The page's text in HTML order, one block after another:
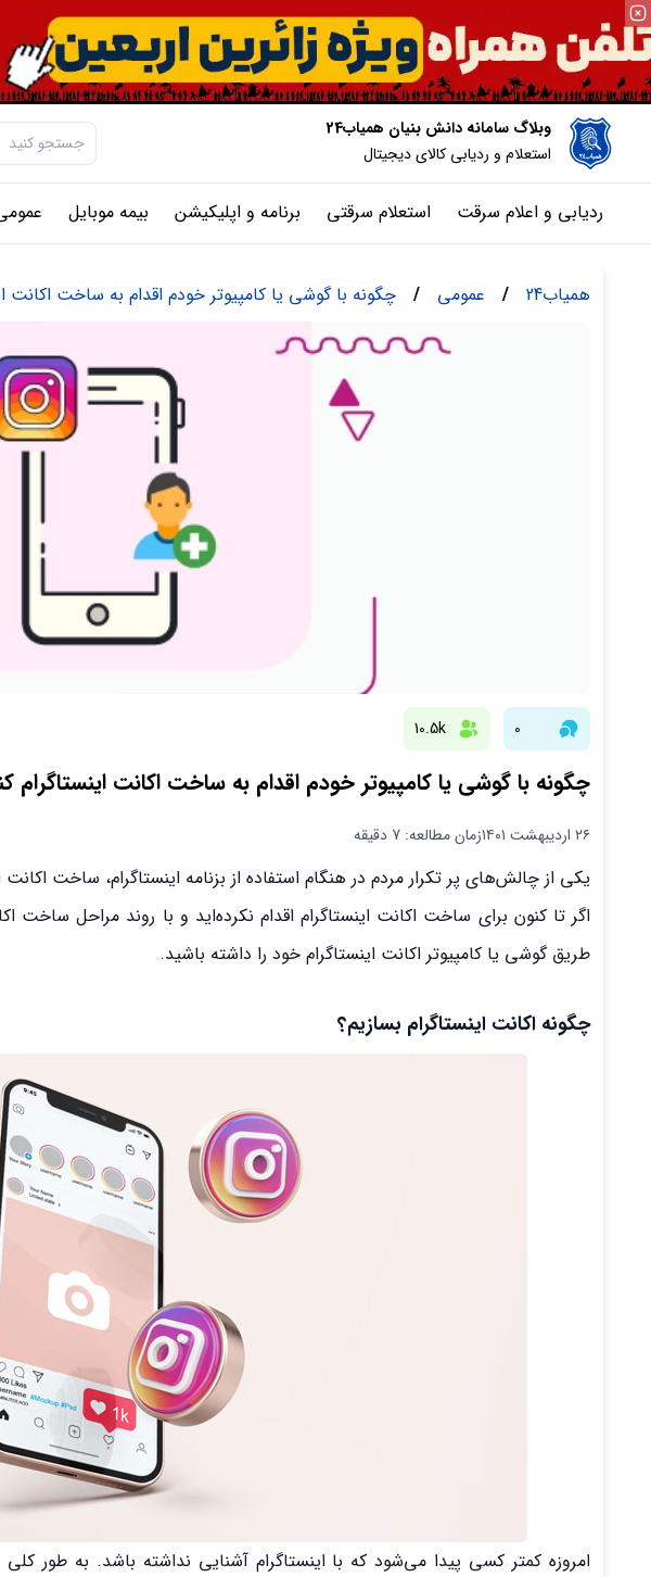
وبلاگ سامانه دانش بنیان همیاب24
استعلام و ردیابی کالای دیجیتال
ردیابی و اعلام سرقت استعلام سرقتی برنامه و اپلیکیشن بیمه موبایل
همیاب24 / عمومی / چگونه با گوشی یا کامپیوتر خودم اقدام به ساخت اکانت
0
10.5k
چگونه با گوشی یا کامپیوتر خودم اقدام به ساخت اکانت اینستاگرام
۲۶ اردیبهشت ۱۴۰۱ زمان مطالعه: 7 دقیقه
یکی از چالش‌های پر تکرار مردم در هنگام استفاده از بزنامه اینستاگرام، ساخت
طریق گوشی یا کامپیوتر اکانت اینستاگرام خود را داشته باشید.
چگونه اکانت اینستاگرام بسازیم؟
امروزه کمتر کسی پیدا می‌شود که با اینستاگرام آشنایی نداشته باشد. به طور